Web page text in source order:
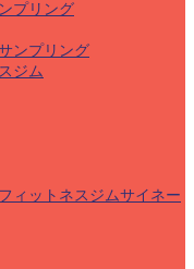
プリング
ンプリング
ジム
ィットネスジムサイネー